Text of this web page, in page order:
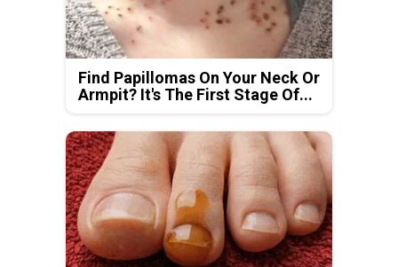
Find Papillomas On Your Neck Or
Armpit? It's The First Stage Of...